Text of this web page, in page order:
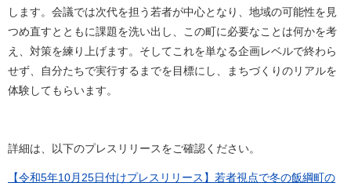
します。会議では次代を担う若者が中心となり、地域の可能性を見
つめ直すとともに課題を洗い出し、この町に必要なことは何かを考
え、対策を練り上げます。そしてこれを単なる企画レベルで終わら
せず、自分たちで実行するまでを目標にし、まちづくりのリアルを
体験してもらいます。
詳細は、以下のプレスリリースをご確認ください。
【令和5年10月25日付けプレスリリース】若者視点で冬の飯綱町の